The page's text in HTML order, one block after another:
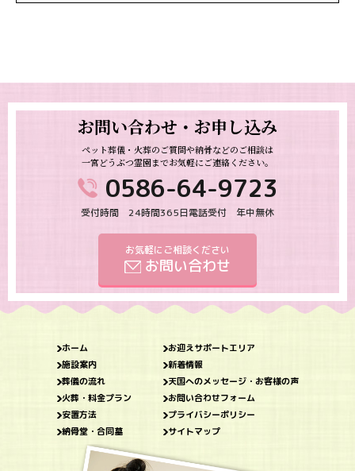
お問い合わせ・お申し込み
ペット葬儀・火葬のご質問や納骨などのご相談は
一宮どうぶつ霊園までお気軽にご連絡ください。
0586-64-9723
受付時間 24時間365日電話受付 年中無休
お気軽にご相談ください
お問い合わせ
ホーム
施設案内
葬儀の流れ
火葬・料金プラン
安置方法
納骨堂・合同墓
お迎えサポートエリア
新着情報
天国へのメッセージ・お客様の声
お問い合わせフォーム
プライバシーポリシー
サイトマップ